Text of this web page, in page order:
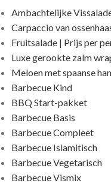
Ambachtelijke
Carpaccio van
Fruitsalade | Prijs per
Luxe gerookte zalm
Meloen met spaanse
Barbecue Kind
BBQ Start-pakket
Barbecue Basis
Barbecue Compleet
Barbecue Islamitisch
Barbecue Vegetarisch
Barbecue Vismix